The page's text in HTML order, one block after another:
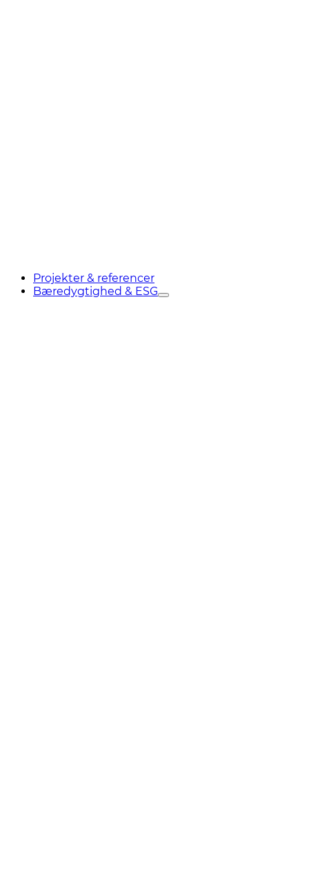
Projekter & referencer
Bæredygtighed & ESG